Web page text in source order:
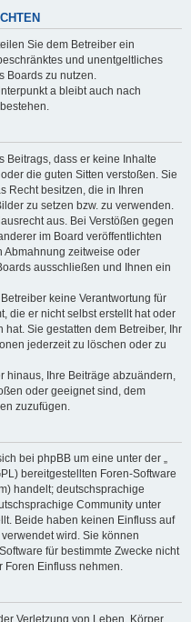
Sie dem Betreiber ein
und unentgeltliches
Boards zu nutzen.
a bleibt auch nach
Beitrags, dass er keine Inhalte
die guten Sitten verstoßen. Sie
Recht besitzen, die in Ihren
zu setzen bzw. zu verwenden.
aus. Bei Verstößen gegen
im Board veröffentlichten
Abmahnung zeitweise oder
ausschließen und Ihnen ein
keine Verantwortung für
die er nicht selbst erstellt hat oder
Sie gestatten dem Betreiber, Ihr
jederzeit zu löschen oder zu
hinaus, Ihre Beiträge abzuändern,
oder geeignet sind, dem
zuzufügen.
bei phpBB um eine unter der „
bereitgestellten Foren-Software
handelt; deutschsprachige
Community unter
Beide haben keinen Einfluss auf
wird. Sie können
für bestimmte Zwecke nicht
Foren Einfluss nehmen.
Verletzung von Leben, Körper